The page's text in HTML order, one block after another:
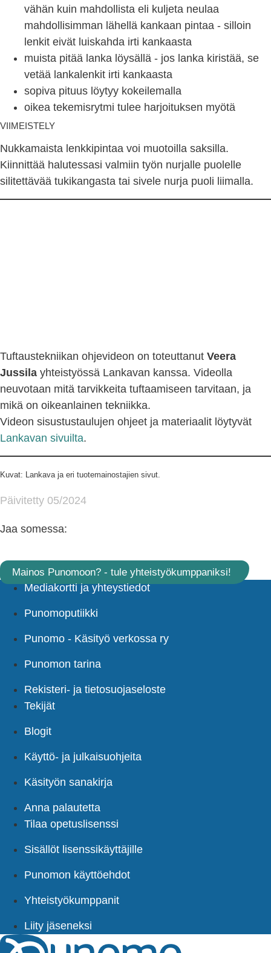
vähän kuin mahdollista eli kuljeta neulaa
mahdollisimman lähellä kankaan pintaa - silloin
lenkit eivät luiskahda irti kankaasta
muista pitää lanka löysällä - jos lanka kiristää, se
vetää lankalenkit irti kankaasta
sopiva pituus löytyy kokeilemalla
oikea tekemisrytmi tulee harjoituksen myötä
VIIMEISTELY
Nukkamaista lenkkipintaa voi muotoilla saksilla.
Kiinnittää halutessasi valmiin työn nurjalle puolelle
silitettävää tukikangasta tai sivele nurja puoli liimalla.
Tuftaustekniikan ohjevideon on toteuttanut Veera
Jussila yhteistyössä Lankavan kanssa. Videolla
neuvotaan mitä tarvikkeita tuftaamiseen tarvitaan, ja
mikä on oikeanlainen tekniikka.
Videon sisustustaulujen ohjeet ja materiaalit löytyvät
Lankavan sivuilta.
Kuvat: Lankava ja eri tuotemainostajien sivut.
Päivitetty 05/2024
Jaa somessa:
Mainos Punomoon? - tule yhteistyökumppaniksi!
Mediakortti ja yhteystiedot
Punomoputiikki
Punomo - Käsityö verkossa ry
Punomon tarina
Rekisteri- ja tietosuojaseloste
Tekijät
Blogit
Käyttö- ja julkaisuohjeita
Käsityön sanakirja
Anna palautetta
Tilaa opetuslisenssi
Sisällöt lisenssikäyttäjille
Punomon käyttöehdot
Yhteistyökumppanit
Liity jäseneksi